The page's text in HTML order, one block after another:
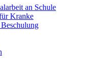
an Schule
Kranke